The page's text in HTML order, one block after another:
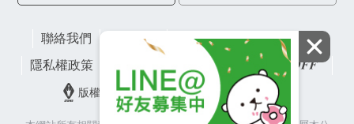
聯絡我們 網站地圖
財團法人有容教育基金會
隱私權政策
lifefactory
版權所有© 2026 皇冠金屬工業股份有限公司